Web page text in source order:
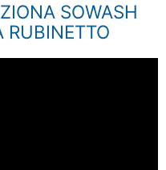
SOWASH
RUBINETTO